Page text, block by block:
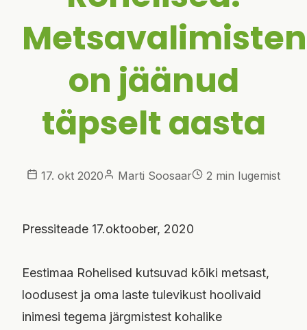
on jäänud
täpselt aasta
17. okt 2020 Marti Soosaar 2 min lugemist
Pressiteade 17.oktoober, 2020
Eestimaa Rohelised kutsuvad kõiki metsast,
loodusest ja oma laste tulevikust hoolivaid
inimesi tegema järgmistest kohalike